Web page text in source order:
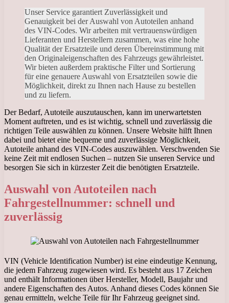
Unser Service garantiert Zuverlässigkeit und
Genauigkeit bei der Auswahl von Autoteilen anhand
des VIN-Codes. Wir arbeiten mit vertrauenswürdigen
Lieferanten und Herstellern zusammen, was eine hohe
Qualität der Ersatzteile und deren Übereinstimmung mit
den Originaleigenschaften des Fahrzeugs gewährleistet.
Wir bieten außerdem praktische Filter und Sortierung
für eine genauere Auswahl von Ersatzteilen sowie die
Möglichkeit, direkt zu Ihnen nach Hause zu bestellen
und zu liefern.
Der Bedarf, Autoteile auszutauschen, kann im unerwartetsten
Moment auftreten, und es ist wichtig, schnell und zuverlässig die
richtigen Teile auswählen zu können. Unsere Website hilft Ihnen
dabei und bietet eine bequeme und zuverlässige Möglichkeit,
Autoteile anhand des VIN-Codes auszuwählen. Verschwenden Sie
keine Zeit mit endlosen Suchen – nutzen Sie unseren Service und
besorgen Sie sich in kürzester Zeit die benötigten Ersatzteile.
Auswahl von Autoteilen nach
Fahrgestellnummer: schnell und
zuverlässig
VIN (Vehicle Identification Number) ist eine eindeutige Kennung,
die jedem Fahrzeug zugewiesen wird. Es besteht aus 17 Zeichen
und enthält Informationen über Hersteller, Modell, Baujahr und
andere Eigenschaften des Autos. Anhand dieses Codes können Sie
genau ermitteln, welche Teile für Ihr Fahrzeug geeignet sind.